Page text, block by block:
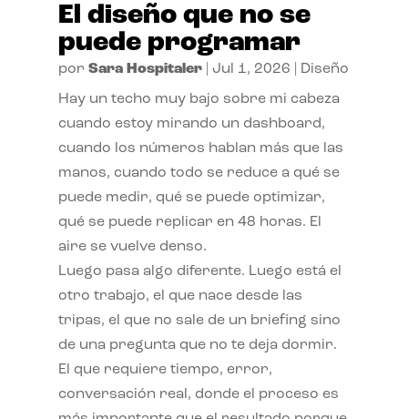
El diseño que no se
puede programar
por Sara Hospitaler| Jul 1, 2026 Diseño
Hay un techo muy bajo sobre mi cabeza
cuando estoy mirando un dashboard,
cuando los números hablan más que las
manos, cuando todo se reduce a qué se
puede medir, qué se puede optimizar,
qué se puede replicar en 48 horas. El
aire se vuelve denso.
Luego pasa algo diferente. Luego está el
otro trabajo, el que nace desde las
tripas, el que no sale de un briefing sino
de una pregunta que no te deja dormir.
El que requiere tiempo, error,
conversación real, donde el proceso es